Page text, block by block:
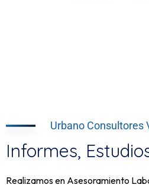
Urbano Consultores
Informes,
Realizamos en Asesoramiento